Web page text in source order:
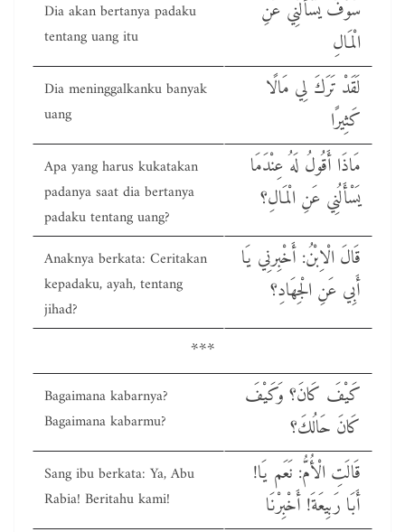
Dia akan bertanya padaku
tentang uang itu
سَوْفَ يَسْأَلُنِي عَنِ
الْمَالِ
Dia meninggalkanku banyak
uang
لَقَدْ تَرَكَ لِي مَالًا
كَثِيرًا
Apa yang harus kukatakan
padanya saat dia bertanya
padaku tentang uang?
مَاذَا أَقُولُ لَهُ عِنْدَمَا
يَسْأَلُنِي عَنِ الْمَالِ؟
Anaknya berkata: Ceritakan
kepadaku, ayah, tentang
jihad?
قَالَ الْاِبْنُ: أَخْبِرنِي يَا
أَبِي عَنِ الْجِهَادِ؟
***
Bagaimana kabarnya?
Bagaimana kabarmu?
كَيْفَ كَانَ؟ وَكَيْفَ
كَانَ حَالُكَ؟
Sang ibu berkata: Ya, Abu
Rabia! Beritahu kami!
!قَالَتِ الْأُمُّ: نَعَم يَا
أَبَا رَبِيعَةَ! أَخْبِرْنَا